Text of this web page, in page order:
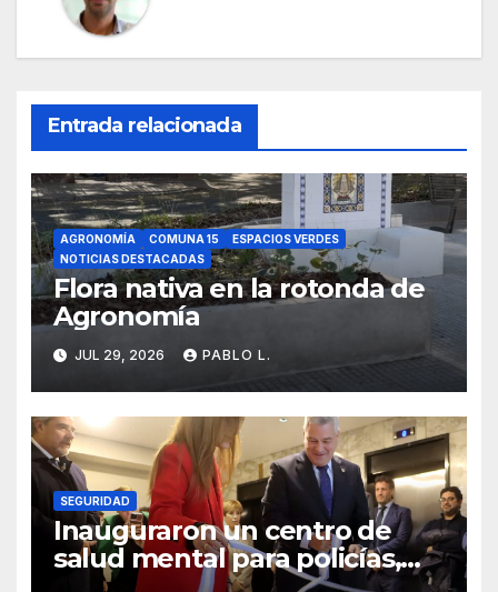
Entrada relacionada
AGRONOMÍA COMUNA 15
ESPACIOS VERDES
NOTICIAS DESTACADAS
Flora nativa en la rotonda de
Agronomía
JUL 29, 2026 PABLO L.
SEGURIDAD
Inauguraron un centro de
salud mental para policías,